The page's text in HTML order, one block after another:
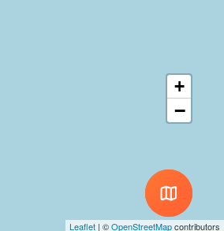
+
−
Leaflet | ©OpenStreetMapcontributors